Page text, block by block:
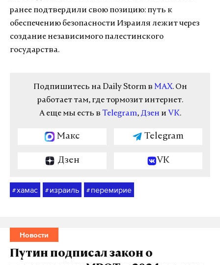
ранее подтвердили свою позицию: путь к
обеспечению безопасности Израиля лежит через
создание независимого палестинского
государства.
Подпишитесь на Daily Storm в MAX. Он
работает там, где тормозит интернет.
А еще мы есть в Telegram, Дзен и VK.
Макс Telegram
Дзен VK
#хамас # израиль # перемирие
Новости
Путин подписал закон о